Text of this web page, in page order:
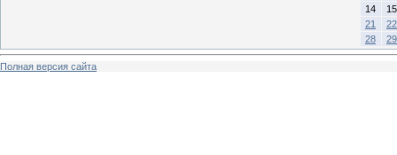
14
15
21
22
28
29
Полная версия сайта